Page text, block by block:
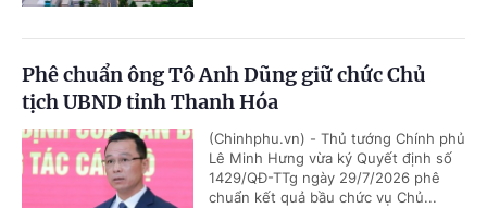
Phê chuẩn ông Tô Anh Dũng giữ chức Chủ
tịch UBND tỉnh Thanh Hóa
(Chinhphu.vn) - Thủ tướng Chính phủ
Lê Minh Hưng vừa ký Quyết định số
1429/QĐ-TTg ngày 29/7/2026 phê
chuẩn kết quả bầu chức vụ Chủ...